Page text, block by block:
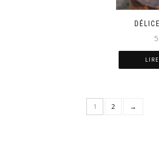
1 2 →